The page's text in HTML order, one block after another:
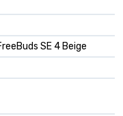
SE 4 Beige